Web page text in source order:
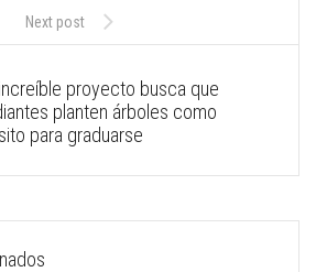
Next post
proyecto busca que
planten árboles como
para graduarse